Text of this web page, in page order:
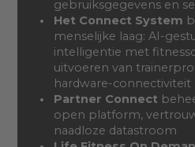
gebruiksgegevens en
Het Connect System
menselijke laag: AI-
intelligentie met
uitvoeren van
hardware-connectiviteit
Partner Connect
open platform,
naadloze datastroom